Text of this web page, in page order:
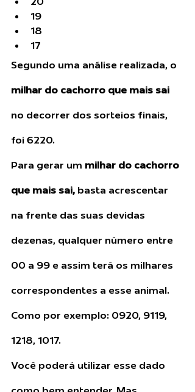
19
18
17
Segundo uma análise realizada, o
milhar do cachorro que mais sai
no decorrer dos sorteios finais,
foi 6220.
Para gerar um milhar do cachorro
que mais sai, basta acrescentar
na frente das suas devidas
dezenas, qualquer número entre
00 a 99 e assim terá os milhares
correspondentes a esse animal.
Como por exemplo: 0920, 9119,
1218, 1017.
Você poderá utilizar esse dado